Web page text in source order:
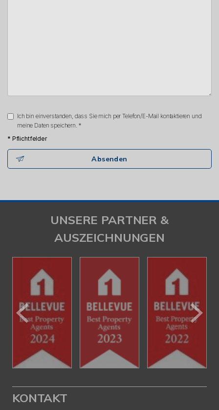
Ich bin einverstanden, dass Sie mich per Telefon/E-Mail kontaktieren und
meine Daten speichern. *
* Pflichtfelder
Absenden
UNSERE PARTNER &
AUSZEICHNUNGEN
KONTAKT